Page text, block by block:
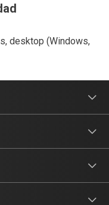
desktop (Windows,